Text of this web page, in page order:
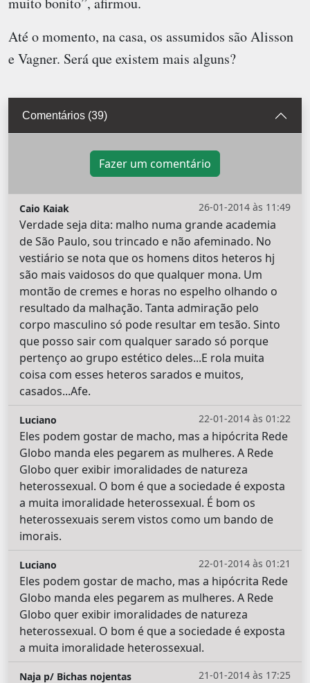
Até o momento, na casa, os assumidos são Alisson
e Vagner. Será que existem mais alguns?
Comentários (39)
Fazer um comentário
26-01-2014 às 11:49
Caio Kaiak
Verdade seja dita: malho numa grande academia
de São Paulo, sou trincado e não afeminado. No
vestiário se nota que os homens ditos heteros hj
são mais vaidosos do que qualquer mona. Um
montão de cremes e horas no espelho olhando o
resultado da malhação. Tanta admiração pelo
corpo masculino só pode resultar em tesão. Sinto
que posso sair com qualquer sarado só porque
pertenço ao grupo estético deles...E rola muita
coisa com esses heteros sarados e muitos,
casados...Afe.
22-01-2014 às 01:22
Luciano
Eles podem gostar de macho, mas a hipócrita Rede
Globo manda eles pegarem as mulheres. A Rede
Globo quer exibir imoralidades de natureza
heterossexual. O bom é que a sociedade é exposta
a muita imoralidade heterossexual. É bom os
heterossexuais serem vistos como um bando de
imorais.
22-01-2014 às 01:21
Luciano
Eles podem gostar de macho, mas a hipócrita Rede
Globo manda eles pegarem as mulheres. A Rede
Globo quer exibir imoralidades de natureza
heterossexual. O bom é que a sociedade é exposta
a muita imoralidade heterossexual.
21-01-2014 às 17:25
Naja p/ Bichas nojentas